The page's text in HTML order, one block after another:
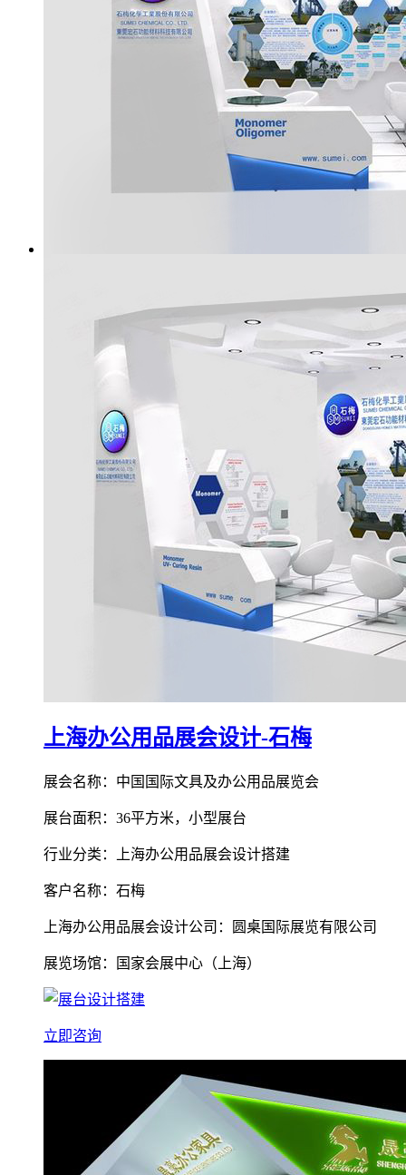
上海办公用品展会设计-石梅
展会名称：中国国际文具及办公用品展览会
展台面积：36平方米，小型展台
行业分类：上海办公用品展会设计搭建
客户名称：石梅
上海办公用品展会设计公司：圆桌国际展览有限公司
展览场馆：国家会展中心（上海）
立即咨询